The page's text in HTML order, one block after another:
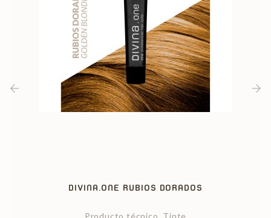
DIVINA.ONE RUBIOS DORADOS
Producto técnico, Tinte